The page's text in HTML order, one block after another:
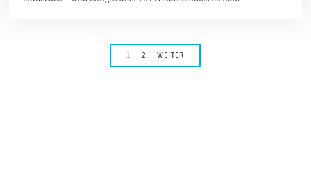
1 2 WEITER